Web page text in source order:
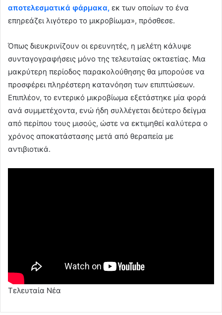
αποτελεσματικά φάρμακα, εκ των οποίων το ένα
επηρεάζει λιγότερο το μικροβίωμα», πρόσθεσε.
Όπως διευκρινίζουν οι ερευνητές, η μελέτη κάλυψε
συνταγογραφήσεις μόνο της τελευταίας οκταετίας. Μια
μακρύτερη περίοδος παρακολούθησης θα μπορούσε να
προσφέρει πληρέστερη κατανόηση των επιπτώσεων.
Επιπλέον, το εντερικό μικροβίωμα εξετάστηκε μία φορά
ανά συμμετέχοντα, ενώ ήδη συλλέγεται δεύτερο δείγμα
από περίπου τους μισούς, ώστε να εκτιμηθεί καλύτερα ο
χρόνος αποκατάστασης μετά από θεραπεία με
αντιβιοτικά.
Τελευταία Νέα